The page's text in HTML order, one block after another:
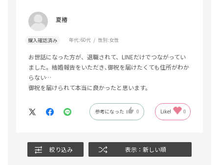
夏椿
購入確認済み 年代:60代 性別:女性
お世話になった方が、退職されて、LINEだけでつながってい
ました。結婚報告をいただき､御祝を届けたくても住所がわか
らない…
御祝を届けられて本当に良かったと思います。
参考になった 0 Like! 0
絞り込み 表示：新しい順